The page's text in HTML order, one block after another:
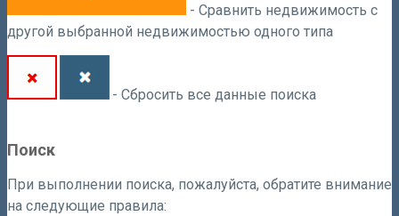
- Сравнить недвижимость с
другой выбранной недвижимостью одного типа
- Сбросить все данные поиска
Поиск
При выполнении поиска, пожалуйста, обратите внимание
на следующие правила: